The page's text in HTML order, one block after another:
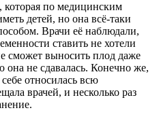
по медицинским
детей, но она всё-таки
Врачи её наблюдали,
ставить не хотели
сможет выносить плод даже
она не сдавалась. Конечно же,
относилась всю
врачей, и несколько раз